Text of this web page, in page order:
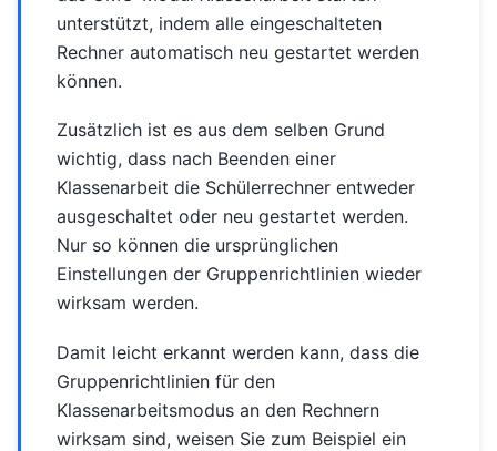
unterstützt, indem alle eingeschalteten
Rechner automatisch neu gestartet werden
können.
Zusätzlich ist es aus dem selben Grund
wichtig, dass nach Beenden einer
Klassenarbeit die Schülerrechner entweder
ausgeschaltet oder neu gestartet werden.
Nur so können die ursprünglichen
Einstellungen der Gruppenrichtlinien wieder
wirksam werden.
Damit leicht erkannt werden kann, dass die
Gruppenrichtlinien für den
Klassenarbeitsmodus an den Rechnern
wirksam sind, weisen Sie zum Beispiel ein